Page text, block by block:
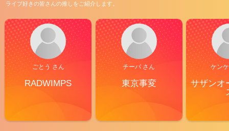
ライブ好きの皆さんの推しをご紹介します。
ごとう さん
RADWIMPS
チーバ さん
東京事変
ケン
サザンオ